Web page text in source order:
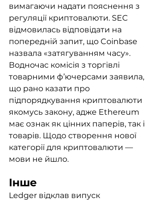
вимагаючи надати пояснення з
регуляції криптовалюти. SEC
відмовилась відповідати на
попередній запит, що Coinbase
назвала «затягуванням часу».
Водночас комісія з торгівлі
товарними ф’ючерсами заявила,
що рано казати про
підпорядкування криптовалюти
якомусь закону, адже Ethereum
має ознак як цінних паперів, так і
товарів. Щодо створення нової
категорії для криптовалюти —
мови не йшло.
Інше
Ledger відклав випуск